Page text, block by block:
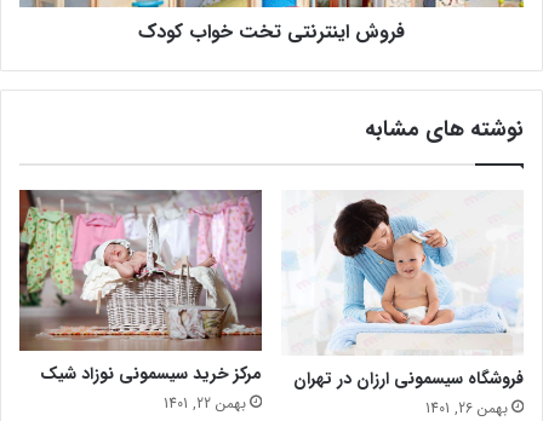
فروش اینترنتی تخت خواب کودک
نوشته های مشابه
فروشگاه سیسمونی ارزان در تهران
بهمن 26, 1401
مرکز خرید سیسمونی نوزاد شیک
بهمن 22, 1401